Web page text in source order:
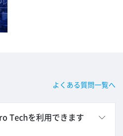
よくある質問一覧へ
Techを利用できます